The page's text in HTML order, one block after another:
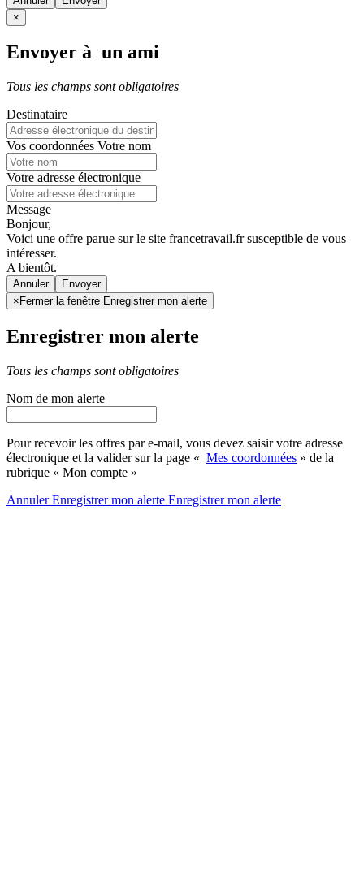
×
Envoyer à un ami
Tous les champs sont obligatoires
Destinataire
Vos coordonnées Votre nom
Votre adresse électronique
Message
Bonjour,
Voici une offre parue sur le site francetravail.fr susceptible de vous
intéresser.
A bientôt.
Annuler
× Fermer la fenêtre Enregistrer mon alerte
Enregistrer mon alerte
Tous les champs sont obligatoires
Nom de mon alerte
Pour recevoir les offres par e-mail, vous devez saisir votre adresse
électronique et la valider sur la page « Mes coordonnées » de la
rubrique « Mon compte »
AnnulerEnregistrer mon alerte Enregistrermon alerte